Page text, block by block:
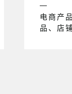
电商产
品、店